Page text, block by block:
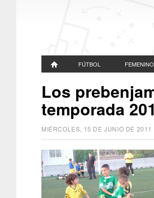
FÚTBOL FEMENINO
Los
temporada
MIÉRCOLES, 15 DE JUNIO DE 2011